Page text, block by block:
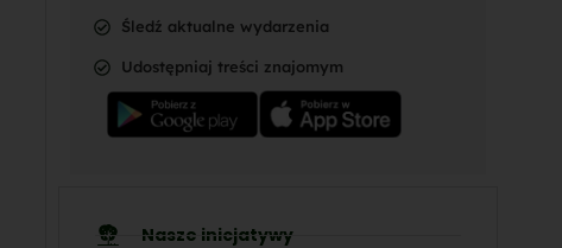
Śledź aktualne wydarzenia
Udostępniaj treści znajomym
Nasze inicjatywy